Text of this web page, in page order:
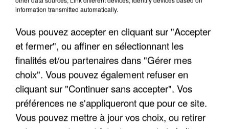
APRÈS TOUTES CES CANICULES, LES REFUGES
DE FAUNE SAUVAGE SONT...
information transmitted automatically.
Vous pouvez accepter en cliquant sur "Accepter
et fermer", ou affiner en sélectionnant les
finalités et/ou partenaires dans "Gérer mes
choix". Vous pouvez également refuser en
cliquant sur "Continuer sans accepter". Vos
préférences ne s'appliqueront que pour ce site.
Vous pouvez mettre à jour vos choix, ou retirer